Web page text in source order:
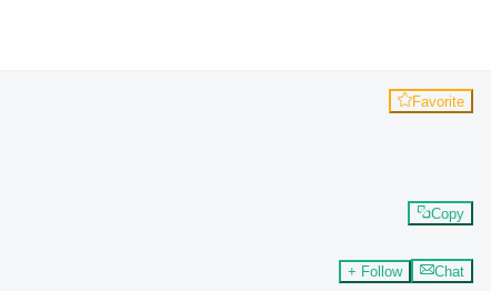
Favorite
Copy
+ Follow Chat